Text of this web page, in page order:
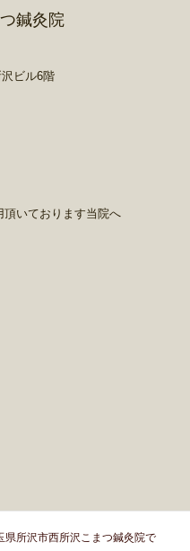
鍼灸院
ビル6階
いております当院へ
県所沢市西所沢こまつ鍼灸院で